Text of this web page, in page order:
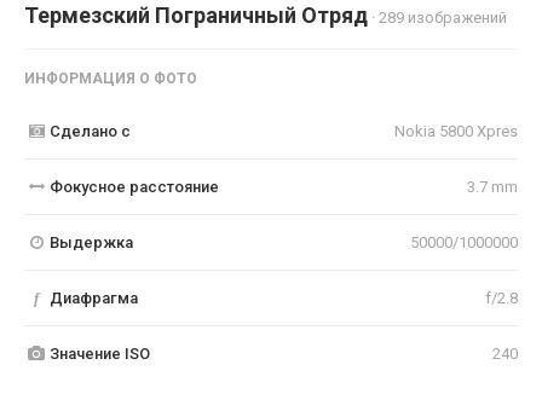
Термезский Пограничный Отряд · 289 изображений
ИНФОРМАЦИЯ О ФОТО
Сделано с Nokia 5800 Xpres
Фокусное расстояние 3.7 mm
Выдержка 50000/1000000
f Диафрагма f/2.8
Значение ISO 240